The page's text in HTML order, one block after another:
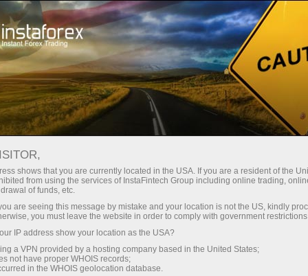
กับ InstaForex คุณจะได้รับเงื่อนไขที่
สูงสุด 1:5000 สเปรดและค่า
คอมมิชชั่นที่ดีที่สุดในตลาด รวมถึง
เงื่อนไขที่เหมาะสมสำหรับการเทรด
หุ้นและดัชนี
สเปรดต่ำมาก — กำไรสูง
โบนัส 30%
สำหรับทุกการฝาก
ความเร็ว
ในการเทรดและบนทางหลวง
shows that you are currently located in the USA. If you are a resident of the
from using the services of InstaFintech Group including online trading,
of funds, etc.
are seeing this message by mistake and your location is not the US, kindly
you must leave the website in order to comply with government
IP address show your location as the USA?
a VPN provided by a hosting company based in the United States;
not have proper WHOIS records;
in the WHOIS geolocation database.